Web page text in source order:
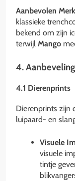
Aanbevolen
klassieke
bekend om zijn
terwijl Mango
4.
4.1 Dierenprints
Dierenprints zijn
luipaard- en
Visuele
visuele
tintje